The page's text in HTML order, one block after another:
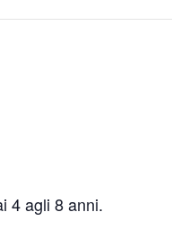
4 agli 8 anni.